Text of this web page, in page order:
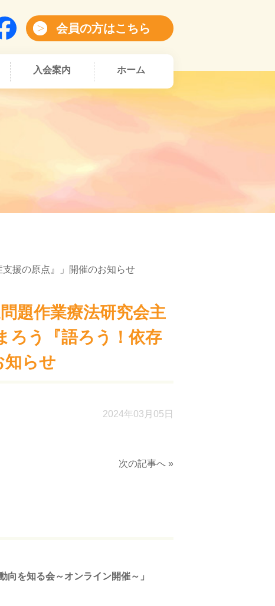
会員の方はこちら
入会案内 ホーム
援の原点』」開催のお知らせ
題作業療法研究会主
ろう『語ろう！依存
知らせ
2024年03月05日
次の記事へ »
を知る会～オンライン開催～」